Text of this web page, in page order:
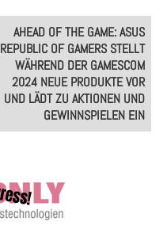
AHEAD OF THE GAME: ASUS
REPUBLIC OF GAMERS STELLT
WÄHREND DER GAMESCOM
2024 NEUE PRODUKTE VOR
UND LÄDT ZU AKTIONEN UND
GEWINNSPIELEN EIN